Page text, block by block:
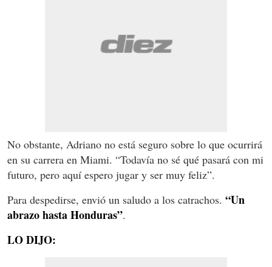
No obstante, Adriano no está seguro sobre lo que ocurrirá
en su carrera en Miami. “Todavía no sé qué pasará con mi
futuro, pero aquí espero jugar y ser muy feliz”.
Para despedirse, envió un saludo a los catrachos. “Un
abrazo hasta Honduras”.
LO DIJO: